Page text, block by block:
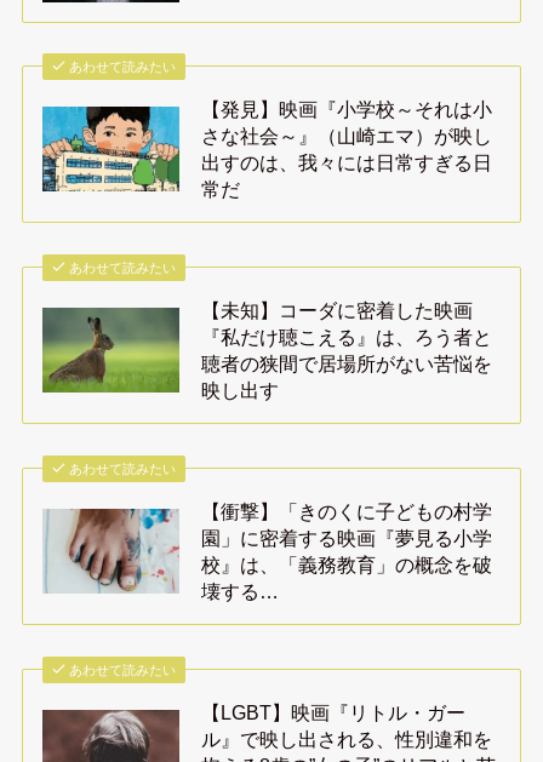
あわせて読みたい
【発見】映画『小学校～それは小
さな社会～』（山崎エマ）が映し
出すのは、我々には日常すぎる日
常だ
あわせて読みたい
【未知】コーダに密着した映画
『私だけ聴こえる』は、ろう者と
聴者の狭間で居場所がない苦悩を
映し出す
あわせて読みたい
【衝撃】「きのくに子どもの村学
園」に密着する映画『夢見る小学
校』は、「義務教育」の概念を破
壊する…
あわせて読みたい
【LGBT】映画『リトル・ガー
ル』で映し出される、性別違和を